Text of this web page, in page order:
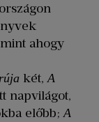
ahogy
két,A
napvilágot,
előbb;A